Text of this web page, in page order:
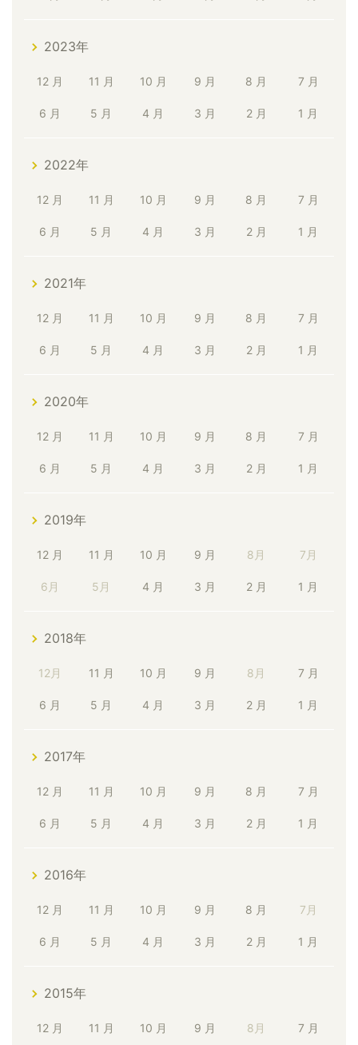
2023年
12 月 11 月 10 月 9 月 8 月 7 月
6 月 5 月 4 月 3 月 2 月 1 月
2022年
12 月 11 月 10 月 9 月 8 月 7 月
6 月 5 月 4 月 3 月 2 月 1 月
2021年
12 月 11 月 10 月 9 月 8 月 7 月
6 月 5 月 4 月 3 月 2 月 1 月
2020年
12 月 11 月 10 月 9 月 8 月 7 月
6 月 5 月 4 月 3 月 2 月 1 月
2019年
12 月 11 月 10 月 9 月 8月 7月
6月 5月 4 月 3 月 2 月 1 月
2018年
12月 11 月 10 月 9 月 8月 7 月
6 月 5 月 4 月 3 月 2 月 1 月
2017年
12 月 11 月 10 月 9 月 8 月 7 月
6 月 5 月 4 月 3 月 2 月 1 月
2016年
12 月 11 月 10 月 9 月 8 月 7月
6 月 5 月 4 月 3 月 2 月 1 月
2015年
12 月 11 月 10 月 9 月 8月 7 月